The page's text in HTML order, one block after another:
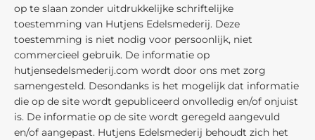
op te slaan zonder uitdrukkelijke schriftelijke
toestemming van Hutjens Edelsmederij. Deze
toestemming is niet nodig voor persoonlijk, niet
commercieel gebruik. De informatie op
hutjensedelsmederij.com wordt door ons met zorg
samengesteld. Desondanks is het mogelijk dat informatie
die op de site wordt gepubliceerd onvolledig en/of onjuist
is. De informatie op de site wordt geregeld aangevuld
en/of aangepast. Hutjens Edelsmederij behoudt zich het